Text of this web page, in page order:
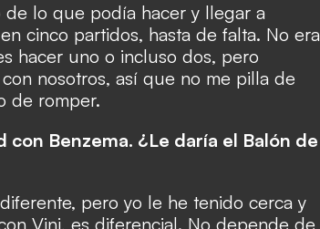
lo que podía hacer y llegar a
cinco partidos, hasta de falta. No era
hacer uno o incluso dos, pero
nosotros, así que no me pilla de
de romper.
Benzema. ¿Le daría el Balón de
pero yo le he tenido cerca y
Vini, es diferencial. No depende de